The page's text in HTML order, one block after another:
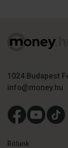
1024 Budapest
info@money.hu
Rólunk